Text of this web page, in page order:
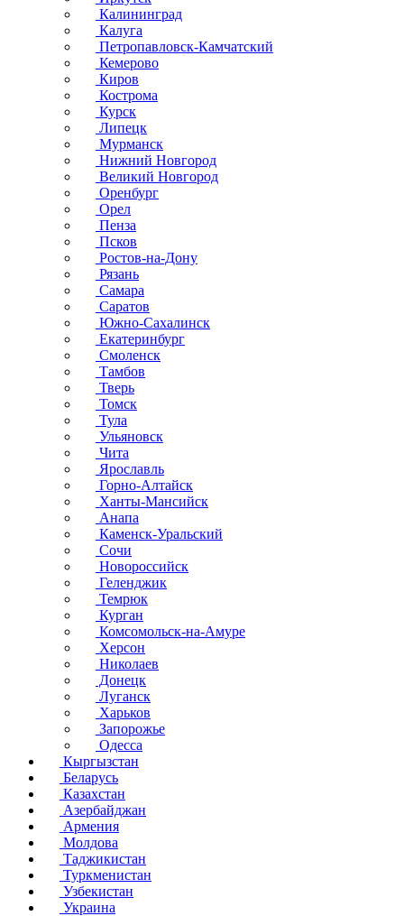
Калининград
Калуга
Петропавловск-Камчатский
Кемерово
Киров
Кострома
Курск
Липецк
Мурманск
Нижний Новгород
Великий Новгород
Оренбург
Орел
Пенза
Псков
Ростов-на-Дону
Рязань
Самара
Саратов
Южно-Сахалинск
Екатеринбург
Смоленск
Тамбов
Тверь
Томск
Тула
Ульяновск
Чита
Ярославль
Горно-Алтайск
Ханты-Мансийск
Анапа
Каменск-Уральский
Сочи
Новороссийск
Геленджик
Темрюк
Курган
Комсомольск-на-Амуре
Херсон
Николаев
Донецк
Луганск
Харьков
Запорожье
Одесса
Кыргызстан
Беларусь
Казахстан
Азербайджан
Армения
Молдова
Таджикистан
Туркменистан
Узбекистан
Украина